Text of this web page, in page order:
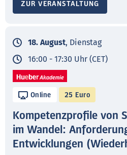
ZUR VERANSTALTUNG
18. August, Dienstag
16:00 - 17:30 Uhr (CET)
Online 25 Euro
Kompetenzprofile von
im Wandel:
Entwicklungen